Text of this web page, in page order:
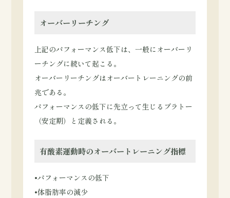
オーバーリーチング
上記のパフォーマンス低下は、一般にオーバーリ
ーチングに続いて起こる。
オーバーリーチングはオーバートレーニングの前
兆である。
パフォーマンスの低下に先立って生じるプラトー
（安定期）と定義される。
有酸素運動時のオーバートレーニング指標
•パフォーマンスの低下
•体脂肪率の減少